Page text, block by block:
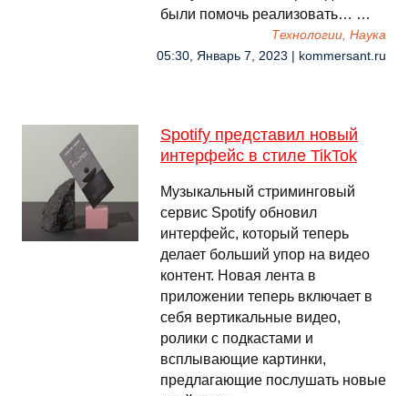
были помочь реализовать… …
Технологии, Наука
05:30, Январь 7, 2023 | kommersant.ru
Spotify представил новый
интерфейс в стиле TikTok
Музыкальный стриминговый
сервис Spotify обновил
интерфейс, который теперь
делает больший упор на видео
контент. Новая лента в
приложении теперь включает в
себя вертикальные видео,
ролики с подкастами и
всплывающие картинки,
предлагающие послушать новые